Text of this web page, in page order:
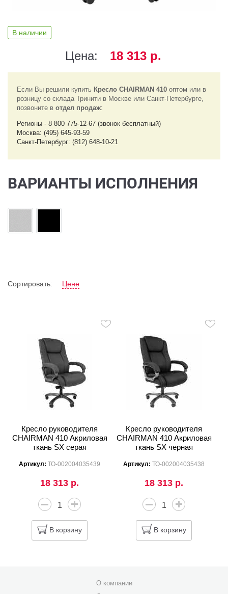
В наличии
Цена: 18 313 р.
Если Вы решили купить Кресло CHAIRMAN 410 оптом или в
розницу со склада Тринити в Москве или Санкт-Петербурге,
позвоните в отдел продаж:
Регионы - 8 800 775-12-67 (звонок бесплатный)
Москва: (495) 645-93-59
Санкт-Петербург: (812) 648-10-21
ВАРИАНТЫ ИСПОЛНЕНИЯ
Сортировать: Цене
Кресло руководителя
CHAIRMAN 410 Акриловая
ткань SX серая
Артикул:ТО-002004035439
18 313 р.
В корзину
Кресло руководителя
CHAIRMAN 410 Акриловая
ткань SX черная
Артикул:ТО-002004035438
18 313 р.
В корзину
О компании